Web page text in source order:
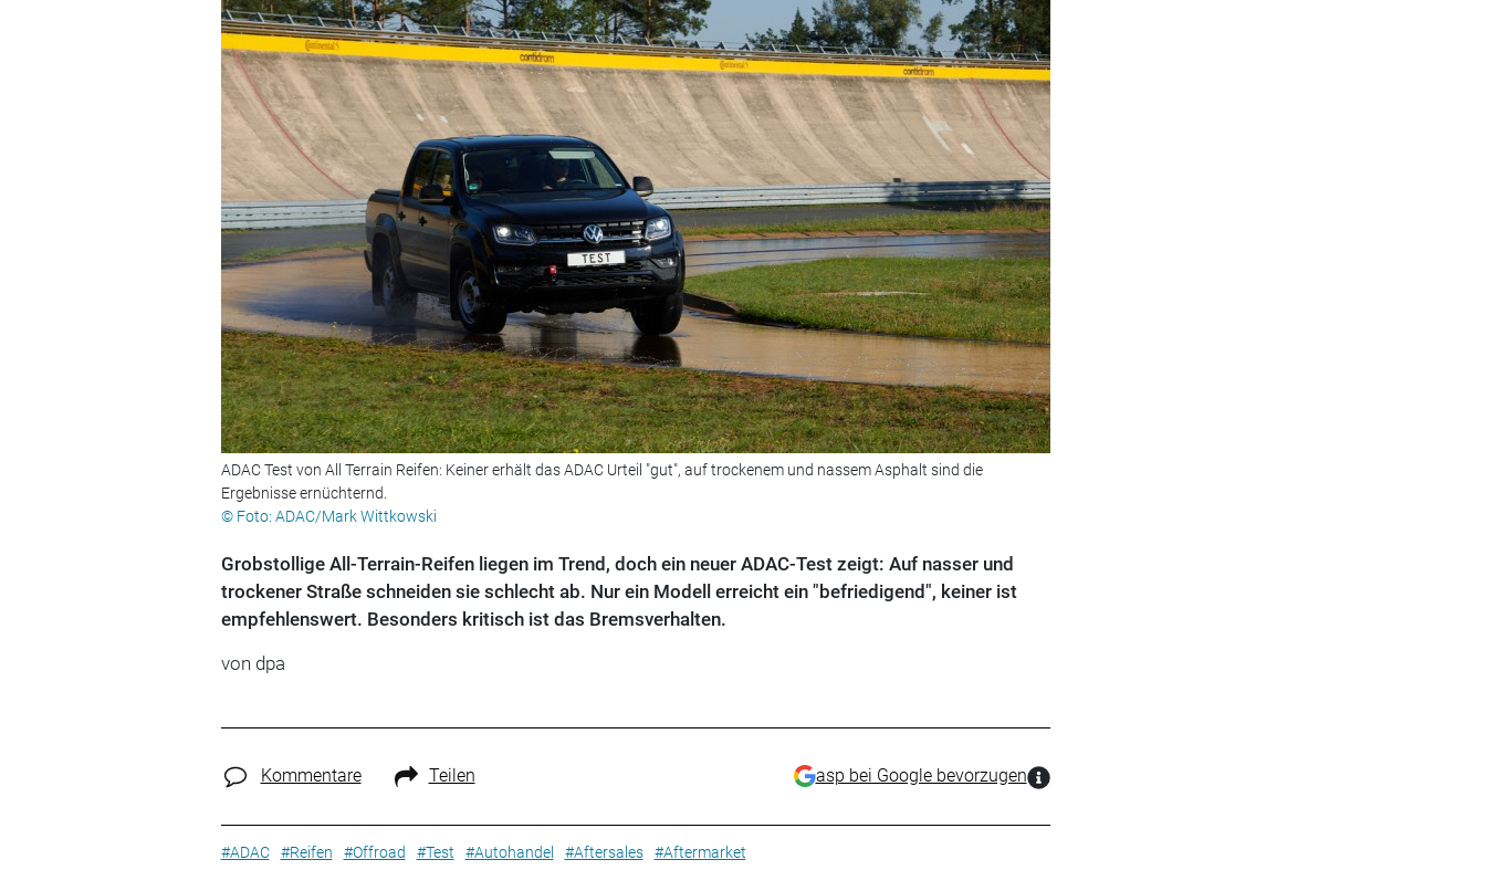
ADAC Test von All Terrain Reifen: Keiner erhält das ADAC Urteil "gut", auf trockenem und nassem Asphalt sind die
Ergebnisse ernüchternd.
© Foto: ADAC/Mark Wittkowski
Grobstollige All-Terrain-Reifen liegen im Trend, doch ein neuer ADAC-Test zeigt: Auf nasser und
trockener Straße schneiden sie schlecht ab. Nur ein Modell erreicht ein "befriedigend", keiner ist
empfehlenswert. Besonders kritisch ist das Bremsverhalten.
von dpa
Kommentare Teilen asp bei Google bevorzugen
#ADAC #Reifen #Offroad #Test #Autohandel #Aftersales #Aftermarket